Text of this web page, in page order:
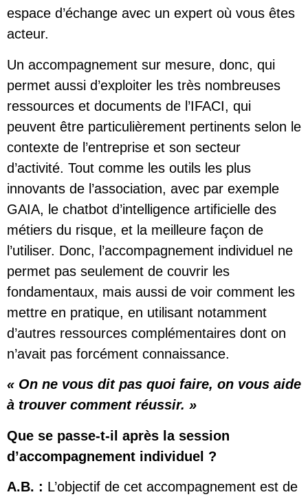
espace d’échange avec un expert où vous êtes
acteur.
Un accompagnement sur mesure, donc, qui
permet aussi d’exploiter les très nombreuses
ressources et documents de l’IFACI, qui
peuvent être particulièrement pertinents selon le
contexte de l’entreprise et son secteur
d’activité. Tout comme les outils les plus
innovants de l’association, avec par exemple
GAIA, le chatbot d’intelligence artificielle des
métiers du risque, et la meilleure façon de
l’utiliser. Donc, l’accompagnement individuel ne
permet pas seulement de couvrir les
fondamentaux, mais aussi de voir comment les
mettre en pratique, en utilisant notamment
d’autres ressources complémentaires dont on
n’avait pas forcément connaissance.
« On ne vous dit pas quoi faire, on vous aide
à trouver comment réussir. »
Que se passe-t-il après la session
d’accompagnement individuel ?
A.B. : L’objectif de cet accompagnement est de